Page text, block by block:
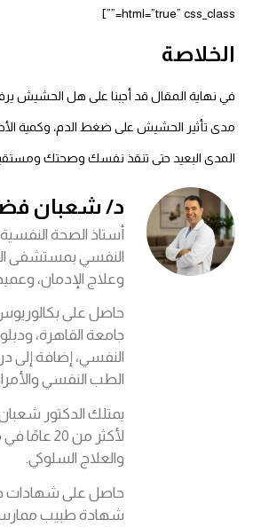
html=”true” css_class=””]
الخلاصة
في نهاية المقال قد أجبنا على هل الحشيش
مدى تأثير الحشيش على ضغط الدم، وكمية
المدى البعيد حتى تنقذ نفسك وصحتك
د/ شعبان
أستاذ الصحة
النفسي بمستشفى
وعلاج الإدمان،
حاصل على
جامعة القاهرة،
النفسي، إضافة إلى
الطب النفسي
يمتلك الدكتور
لأكثر من
والعلاج السلوكي.
حاصل على شهادات
شهادة طبيب